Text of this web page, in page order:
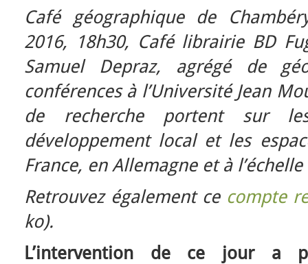
Café géographique de
2016, 18h30, Café librairie BD
Samuel Depraz, agrégé de
conférences à l’Université Jean
de recherche portent sur
développement local et les
France, en Allemagne et à
Retrouvez également ce compte
ko).
L’intervention de ce jour a